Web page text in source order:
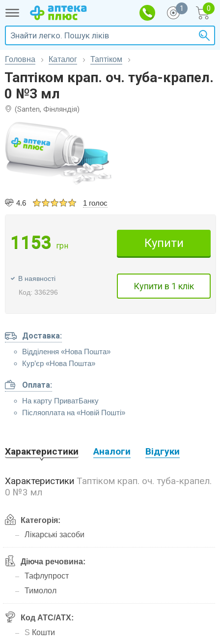
1
Головна Каталог Таптіком
Таптіком крап. оч. туба-крапел.
0 №3 мл
(Santen, Фінляндія)
4.6 1 голос
1153 грн
В наявності
Код: 336296
Купити
Купити в 1 клік
Доставка:
Відділення «Нова Пошта»
Кур’єр «Нова Пошта»
Оплата:
На карту ПриватБанку
Післяоплата на «Новій Пошті»
Характеристики Аналоги Відгуки
Характеристики Таптіком крап. оч. туба-крапел.
0 №3 мл
Категорія:
Лікарські засоби
Діюча речовина:
Тафлупрост
Тимолол
Код АТС/ATX:
S Кошти